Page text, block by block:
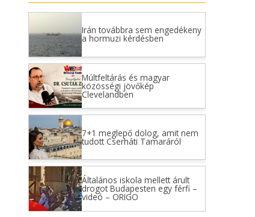
Irán továbbra sem engedékeny
a hormuzi kérdésben
Múltfeltárás és magyar
közösségi jövőkép
Clevelandben
7+1 meglepő dolog, amit nem
tudott Cserháti Tamaráról
Általános iskola mellett árult
drogot Budapesten egy férfi –
videó – ORIGO